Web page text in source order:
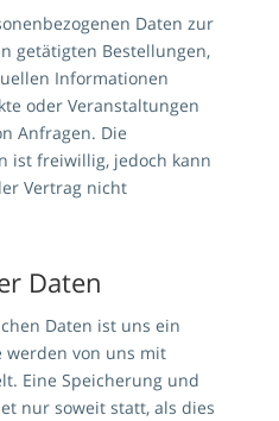
Daten zur
getätigten Bestellungen,
Informationen
oder Veranstaltungen
Anfragen. Die
ist freiwillig, jedoch kann
Vertrag nicht
Daten
Daten ist uns ein
werden von uns mit
Eine Speicherung und
nur soweit statt, als dies